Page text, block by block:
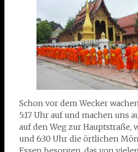
Schon vor dem Wecker
5:17 Uhr auf und machen uns
auf den Weg zur Hauptstraße,
und 6:30 Uhr die örtlichen